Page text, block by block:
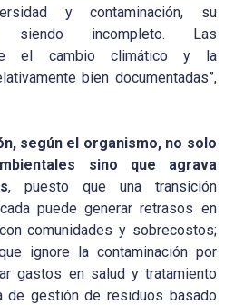
y contaminación, su
siendo incompleto. Las
el cambio climático y la
bien documentadas”,
según el organismo, no solo
sino que agrava
, puesto que una transición
puede generar retrasos en
comunidades y sobrecostos;
ignore la contaminación por
gastos en salud y tratamiento
de gestión de residuos basado